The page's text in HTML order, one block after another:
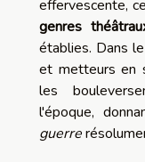
effervescente,
genres
établies. Dans
et metteurs en
les
l'époque,
guerre